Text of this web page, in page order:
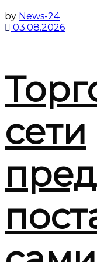
by News-24
03.08.2026
сети